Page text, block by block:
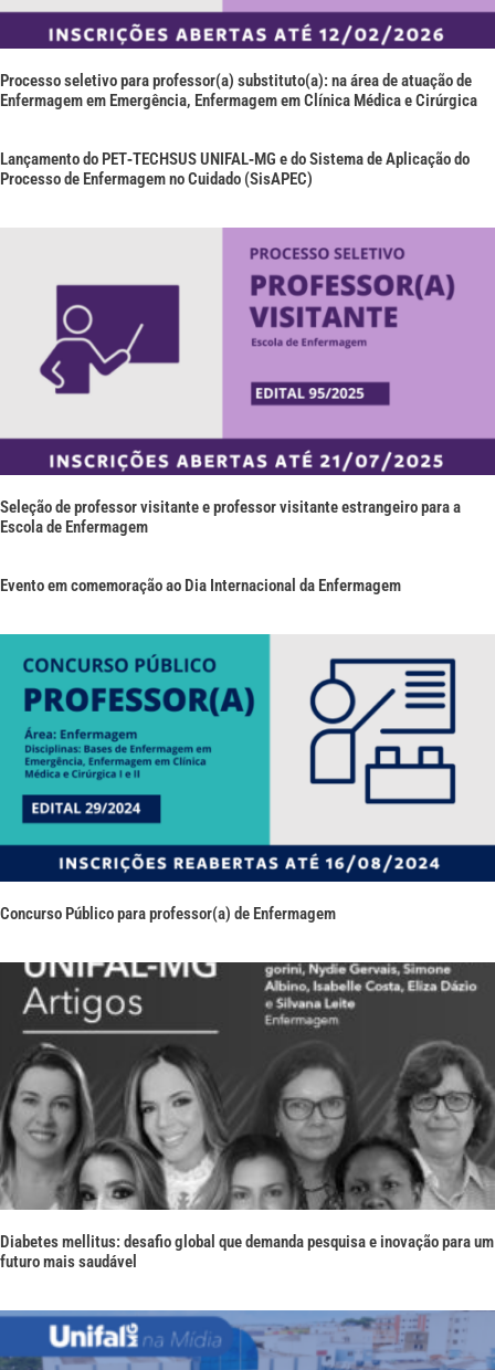
Processo seletivo para professor(a) substituto(a): na área de atuação de
Enfermagem em Emergência, Enfermagem em Clínica Médica e Cirúrgica
Lançamento do PET‑TECHSUS UNIFAL‑MG e do Sistema de Aplicação do
Processo de Enfermagem no Cuidado (SisAPEC)
Seleção de professor visitante e professor visitante estrangeiro para a
Escola de Enfermagem
Evento em comemoração ao Dia Internacional da Enfermagem
Concurso Público para professor(a) de Enfermagem
Diabetes mellitus: desafio global que demanda pesquisa e inovação para um
futuro mais saudável